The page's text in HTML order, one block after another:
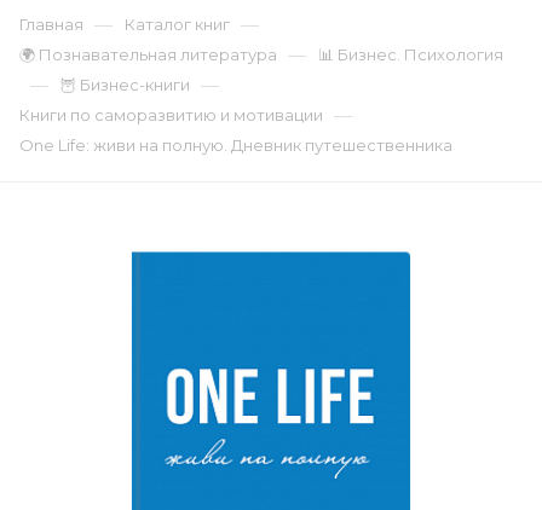
Главная — Каталог книг —
🌍 Познавательная литература — 📊 Бизнес. Психология
— 🦉 Бизнес-книги —
Книги по саморазвитию и мотивации —
One Life: живи на полную. Дневник путешественника